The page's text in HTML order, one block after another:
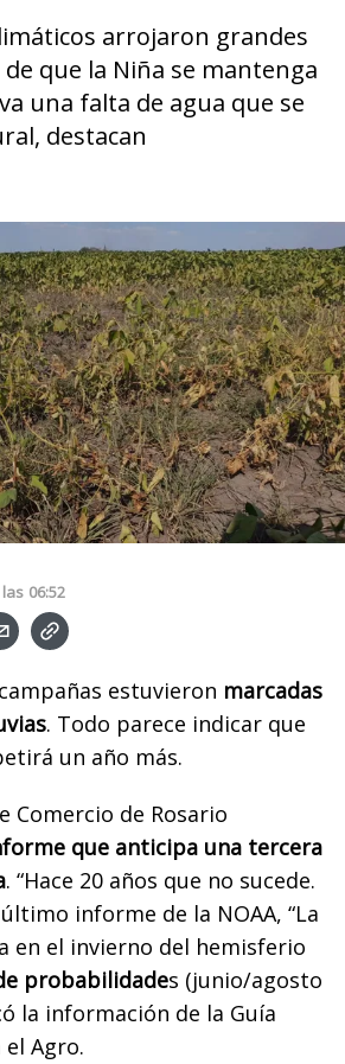
arrojaron grandes
que la Niña se mantenga
una falta de agua que se
destacan
las 06:52
estuvieron marcadas
. Todo parece indicar que
un año más.
Comercio de Rosario
que anticipa una tercera
. “Hace 20 años que no sucede.
informe de la NOAA, “La
en el invierno del hemisferio
probabilidades (junio/agosto
la información de la Guía
Agro.